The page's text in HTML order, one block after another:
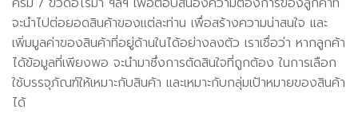
จะนำไปต่อยอดสินค้าของแต่ละท่าน เพื่อสร้างความน่าสนใจ และ
เพิ่มมูลค่าของสินค้าที่อยู่ด้านในได้อย่างลงตัว เราเชื่อว่า หากลูกค้า
ได้ข้อมูลที่เพียงพอ จะนำมาซึ่งการตัดสินใจที่ถูกต้อง ในการเลือก
ใช้บรรจุภัณฑ์ให้เหมาะกับสินค้า และเหมาะกับกลุ่มเป้าหมายของสินค้า
ได้